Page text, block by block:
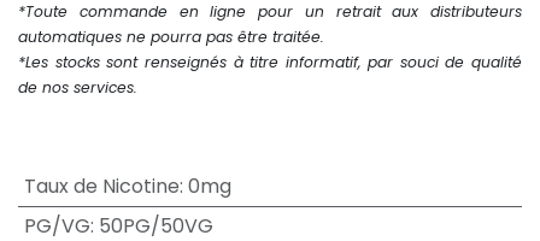
*Toute commande en ligne pour un retrait aux distributeurs
automatiques ne pourra pas être traitée.
*Les stocks sont renseignés à titre informatif, par souci de qualité
de nos services.
Taux de Nicotine: 0mg
PG/VG: 50PG/50VG